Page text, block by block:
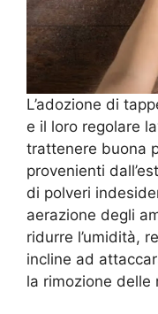
L’adozione di
e il loro regolare
trattenere buona
provenienti
di polveri
aerazione degli
ridurre l’umidità,
incline ad
la rimozione delle